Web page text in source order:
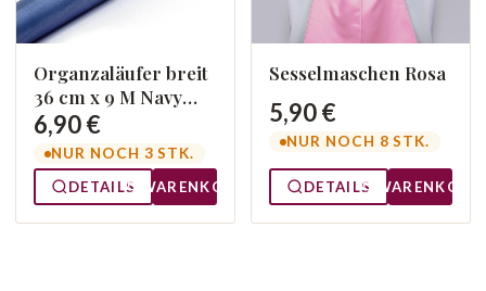
Organzaläufer breit
36 cm x 9 M Navy
093
6,90 €
NUR NOCH 3 STK.
DETAILS
WARENKORB
Sesselmaschen Rosa
5,90 €
NUR NOCH 8 STK.
DETAILS WARENKORB